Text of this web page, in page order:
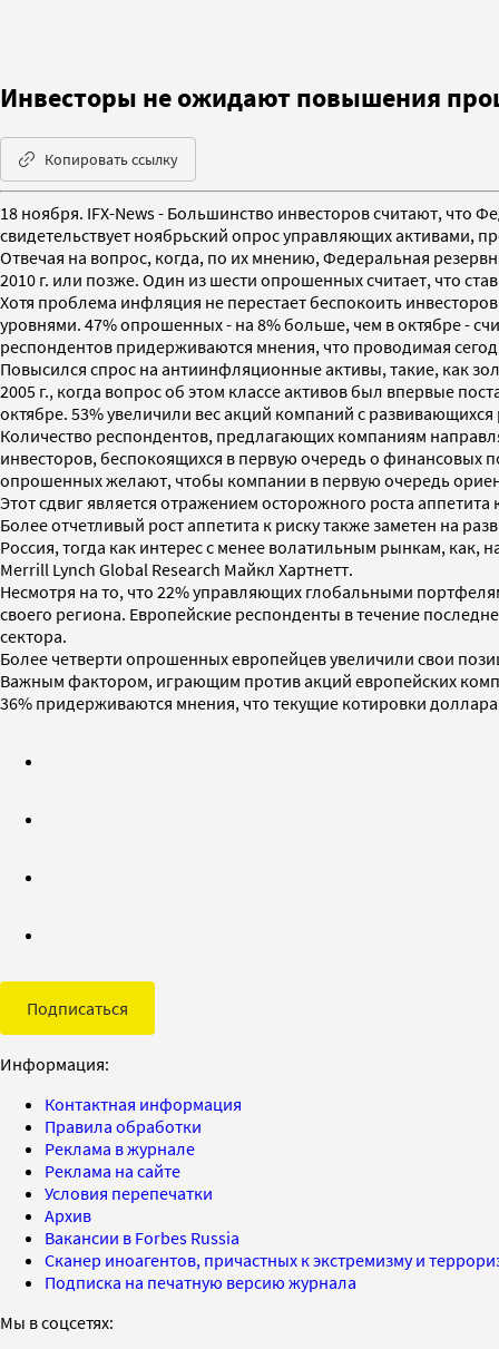
Инвесторы не ожидают повышения
Копировать ссылку
18 ноября. IFX-News - Большинство инвесторов считают, что
свидетельствует ноябрьский опрос управляющих активами,
Отвечая на вопрос, когда, по их мнению, Федеральная
2010 г. или позже. Один из шести опрошенных считает, что
Хотя проблема инфляция не перестает беспокоить
уровнями. 47% опрошенных - на 8% больше, чем в октябре -
респондентов придерживаются мнения, что проводимая
Повысился спрос на антиинфляционные активы, такие, как
2005 г., когда вопрос об этом классе активов был впервые
октябре. 53% увеличили вес акций компаний с
Количество респондентов, предлагающих компаниям
инвесторов, беспокоящихся в первую очередь о финансовых
опрошенных желают, чтобы компании в первую очередь
Этот сдвиг является отражением осторожного роста
Более отчетливый рост аппетита к риску также заметен на
Россия, тогда как интерес с менее волатильным рынкам,
Merrill Lynch Global Research Майкл Хартнетт.
Несмотря на то, что 22% управляющих глобальными
своего региона. Европейские респонденты в течение
сектора.
Более четверти опрошенных европейцев увеличили свои
Важным фактором, играющим против акций европейских
36% придерживаются мнения, что текущие котировки
Подписаться
Информация:
Контактная информация
Правила обработки
Реклама в журнале
Реклама на сайте
Условия перепечатки
Архив
Вакансии в Forbes Russia
Сканер иноагентов, причастных к экстремизму и
Подписка на печатную версию журнала
Мы в соцсетях: